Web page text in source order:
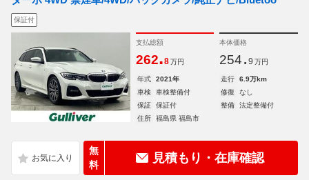
保証付
支払総額
262.8 万円
本体価格
254. 9 万円
年式 2021年 走行
6.9万km
車検
車検整備付 修復
なし
保証
保証付 整備
法定整備付
住所
福島県 福島市
無
料
見積もり・在庫確認